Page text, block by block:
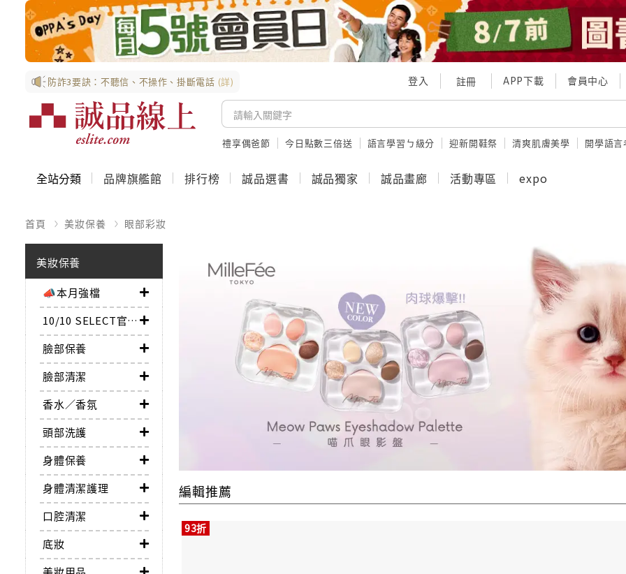
防詐3要訣：不聽信、不操作、掛斷電話 (詳) 登入 註冊 APP下載 會員中心
禮享偶爸節 今日點數三倍送 語言學習ㄅ級分 迎新開鞋祭 清爽肌膚美學 開學語
全站分類 品牌旗艦館 排行榜 誠品選書 誠品獨家 誠品畫廊 活動專區 expo
首頁 美妝保養 眼部彩妝
美妝保養
📣本月強檔
10/10 SELECT官方直營
臉部保養
臉部清潔
香水／香氛
頭部洗護
身體保養
身體清潔護理
口腔清潔
底妝
編輯推薦
93折